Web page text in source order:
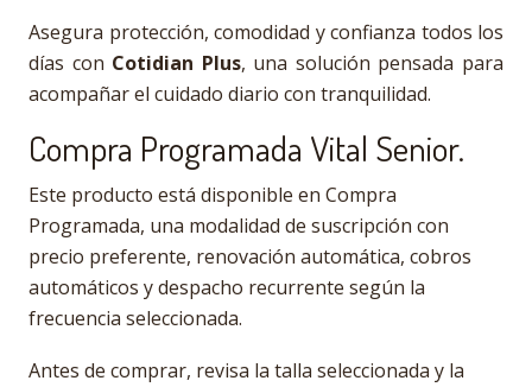
Asegura protección, comodidad y confianza todos los
días con Cotidian Plus, una solución pensada para
acompañar el cuidado diario con tranquilidad.
Compra Programada Vital Senior.
Este producto está disponible en Compra
Programada, una modalidad de suscripción con
precio preferente, renovación automática, cobros
automáticos y despacho recurrente según la
frecuencia seleccionada.
Antes de comprar, revisa la talla seleccionada y la